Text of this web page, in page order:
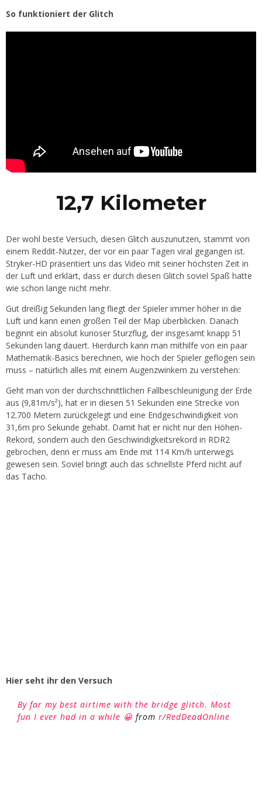
So funktioniert der Glitch
12,7 Kilometer
Der wohl beste Versuch, diesen Glitch auszunutzen, stammt von
einem Reddit-Nutzer, der vor ein paar Tagen viral gegangen ist.
Stryker-HD präsentiert uns das Video mit seiner höchsten Zeit in
der Luft und erklärt, dass er durch diesen Glitch soviel Spaß hatte
wie schon lange nicht mehr.
Gut dreißig Sekunden lang fliegt der Spieler immer höher in die
Luft und kann einen großen Teil der Map überblicken. Danach
beginnt ein absolut kurioser Sturzflug, der insgesamt knapp 51
Sekunden lang dauert. Hierdurch kann man mithilfe von ein paar
Mathematik-Basics berechnen, wie hoch der Spieler geflogen sein
muss – natürlich alles mit einem Augenzwinkern zu verstehen:
Geht man von der durchschnittlichen Fallbeschleunigung der Erde
aus (9,81m/s²), hat er in diesen 51 Sekunden eine Strecke von
12.700 Metern zurückgelegt und eine Endgeschwindigkeit von
31,6m pro Sekunde gehabt. Damit hat er nicht nur den Höhen-
Rekord, sondern auch den Geschwindigkeitsrekord in RDR2
gebrochen, denn er muss am Ende mit 114 Km/h unterwegs
gewesen sein. Soviel bringt auch das schnellste Pferd nicht auf
das Tacho.
Hier seht ihr den Versuch
By far my best airtime with the bridge glitch. Most
fun I ever had in a while 😀 from r/RedDeadOnline